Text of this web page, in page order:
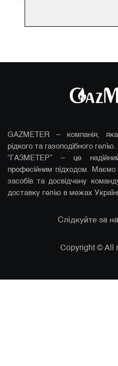
GAZMETER – компанія,
рідкого та газоподібного гелію.
“ГАЗМЕТЕР” – це
професійним підходом.
засобів та досвідчену
доставку гелію в межах
Слідкуйте за
Copyright © All